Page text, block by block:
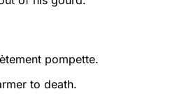
pompette.
to death.